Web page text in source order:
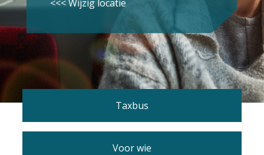
<<< Wijzig locatie
Taxbus
Voor wie